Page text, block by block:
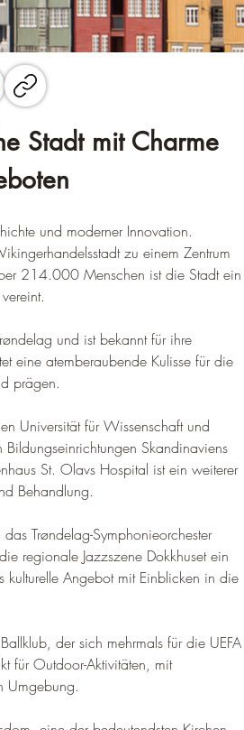
Stadt mit Charme
und moderner Innovation.
zu einem Zentrum
214.000 Menschen ist die Stadt ein
.
und ist bekannt für ihre
eine atemberaubende Kulisse für die
prägen.
Universität für Wissenschaft und
Skandinaviens
St. Olavs Hospital ist ein weiterer
Behandlung.
Trøndelag-Symphonieorchester
regionale Jazzszene Dokkhuset ein
Angebot mit Einblicken in die
der sich mehrmals für die UEFA
für Outdoor-Aktivitäten, mit
Umgebung.